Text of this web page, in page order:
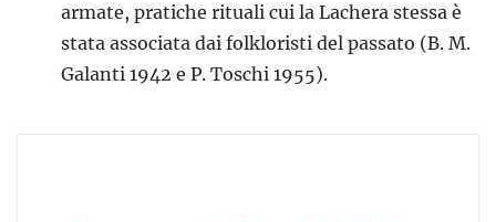
armate, pratiche rituali cui la Lachera stessa è
stata associata dai folkloristi del passato (B. M.
Galanti 1942 e P. Toschi 1955).